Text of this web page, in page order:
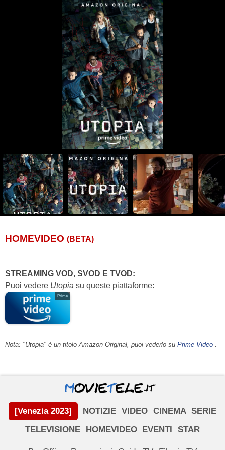
... Zio di Wilson
...
Fringebabe
...
Antlerman / Bill Schiffman |
Antlerman/Bill Schiffman
Rebecca Spence
...
-
Denzel Tsopnang
...
Christie Minion #2
Camryn Manheim
...
-
...
-
...
Soldato Uno
Rosie Moan
...
Donna arrabbiata
Brady Dustin
Harris
... Falso Grant/Adam
Pamela Jones ...
Telegiornalista Nazionale #5
Callum Worthy
...
Raffetto
Jeffrey Murdoch
...
Artemis costume / David
Rammel Chan
Jesse Kendall
...
Padre scienziato / Alex Sherman
Resnick
Wendi Weber
...
Impiegato hotel
Brian Boland
...
Padre di Sam
HOMEVIDEO (BETA)
STREAMING VOD, SVOD E TVOD:
Puoi vedere Utopia su queste piattaforme:
Prime
Nota: "Utopia" è un titolo Amazon Original, puoi vederlo su Prime Video .
[Venezia 2023] NOTIZIE VIDEO CINEMA SERIE
TELEVISIONE
HOMEVIDEO EVENTI STAR